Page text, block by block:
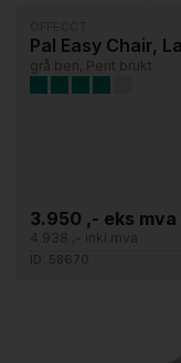
Pal Easy Chair,
grå ben, Pent brukt
3.950 ,- eks mva
4.938 ,- inkl mva
ID: 58670